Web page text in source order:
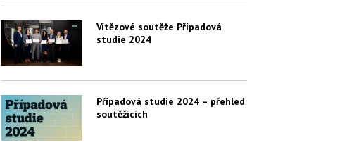
Vítězové soutěže Případová
studie 2024
Případová studie 2024 – přehled
soutěžících